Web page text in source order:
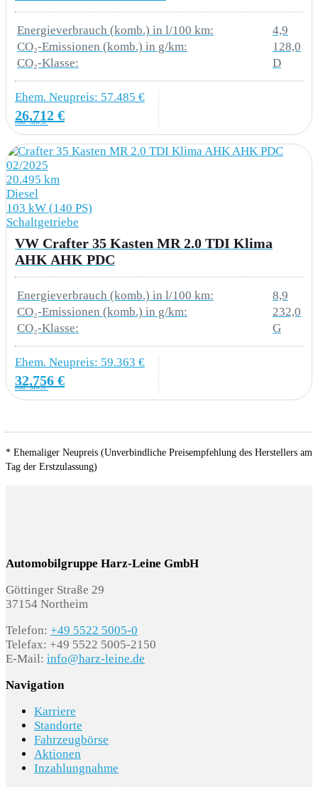
EXTERIEUR
1M3 Anhängevorrichtung starr (inkl.
Gespannstabilisierung)
2JB Stoßfänger vorn und hinten in
6H3 Außenspiegelgehäuse und Türgriffe in
Schwarz genarbt
6XN Außenspiegel elektrisch einstell- und
beheizbar
GZ1 Schiebetür auf der Beifahrerseite
K4A Kastenwagen
QL7 Seitenscheiben in Wärmeschutzglas
SONSTIGE AUSSTATTUNGEN
0WR Zulässiges Gesamtgewicht 3.125 - 3.300
kg
Reifendichtmittel)
4VQ Abgasnorm Euro 6e EB mit
Nutzfahrzeugzulassung N1
A8B Transporter
B01 Typprüfland Deutschland
Energieverbrauch (komb.) in l/100 km:
4,9
CO₂-Emissionen (komb.) in g/km:
128,0
CO₂-Klasse:
D
Ehem. Neupreis: 57.485 €
26.712 €
inkl. MwSt.
02/2025
20.495 km
Diesel
103 kW (140 PS)
Schaltgetriebe
VW Crafter 35 Kasten MR 2.0 TDI Klima
AHK AHK PDC
Energieverbrauch (komb.) in l/100 km:
8,9
CO₂-Emissionen (komb.) in g/km:
232,0
CO₂-Klasse:
G
Ehem. Neupreis: 59.363 €
32.756 €
inkl. MwSt.
* Ehemaliger Neupreis (Unverbindliche Preisempfehlung des Herstellers am
Tag der Erstzulassung)
Automobilgruppe Harz-Leine GmbH
Göttinger Straße 29
37154 Northeim
Telefon: +49 5522 5005-0
Telefax: +49 5522 5005-2150
E-Mail: info@harz-leine.de
Navigation
Karriere
Standorte
Fahrzeugbörse
Aktionen
Inzahlungnahme